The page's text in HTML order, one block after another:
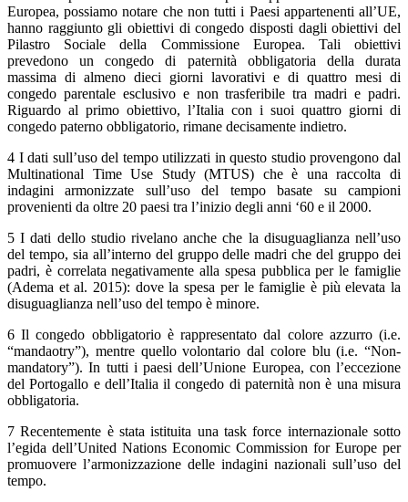
Europea, possiamo notare che non tutti i Paesi appartenenti all’UE,
hanno raggiunto gli obiettivi di congedo disposti dagli obiettivi del
Pilastro Sociale della Commissione Europea. Tali obiettivi
prevedono un congedo di paternità obbligatoria della durata
massima di almeno dieci giorni lavorativi e di quattro mesi di
congedo parentale esclusivo e non trasferibile tra madri e padri.
Riguardo al primo obiettivo, l’Italia con i suoi quattro giorni di
congedo paterno obbligatorio, rimane decisamente indietro.
4 I dati sull’uso del tempo utilizzati in questo studio provengono dal
Multinational Time Use Study (MTUS) che è una raccolta di
indagini armonizzate sull’uso del tempo basate su campioni
provenienti da oltre 20 paesi tra l’inizio degli anni ‘60 e il 2000.
5 I dati dello studio rivelano anche che la disuguaglianza nell’uso
del tempo, sia all’interno del gruppo delle madri che del gruppo dei
padri, è correlata negativamente alla spesa pubblica per le famiglie
(Adema et al. 2015): dove la spesa per le famiglie è più elevata la
disuguaglianza nell’uso del tempo è minore.
6 Il congedo obbligatorio è rappresentato dal colore azzurro (i.e.
“mandaotry”), mentre quello volontario dal colore blu (i.e. “Non-
mandatory”). In tutti i paesi dell’Unione Europea, con l’eccezione
del Portogallo e dell’Italia il congedo di paternità non è una misura
obbligatoria.
7 Recentemente è stata istituita una task force internazionale sotto
l’egida dell’United Nations Economic Commission for Europe per
promuovere l’armonizzazione delle indagini nazionali sull’uso del
tempo.